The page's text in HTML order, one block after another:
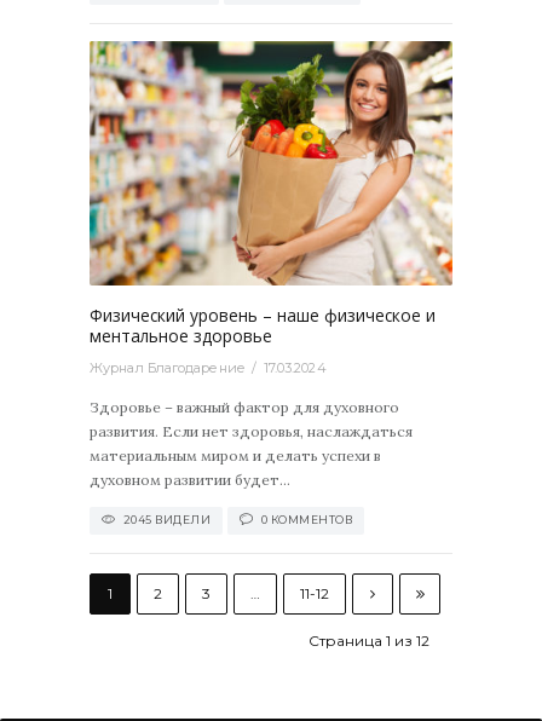
Физический уровень – наше физическое и
ментальное здоровье
Журнал Благодарение 17.03.2024
Здоровье – важный фактор для духовного
развития. Если нет здоровья, наслаждаться
материальным миром и делать успехи в
духовном развитии будет...
2045 ВИДЕЛИ 0 КОММЕНТОВ
1 2 3 11-12
Страница 1 из 12